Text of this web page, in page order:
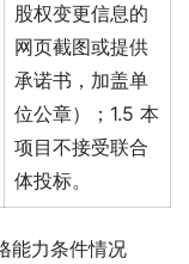
股权变更信息的
网页截图或提供
承诺书，加盖单
位公章）；1.5 本
项目不接受联合
体投标。
能力条件情况